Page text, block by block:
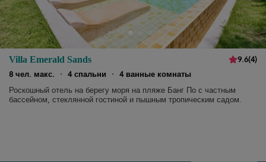
Villa Emerald Sands 9.6(4)
8 чел. макс.
· 4 спальни · 4 ванные комнаты
Роскошный отель на берегу моря на пляже Банг По с частным
бассейном, стеклянной гостиной и пышным тропическим садом.